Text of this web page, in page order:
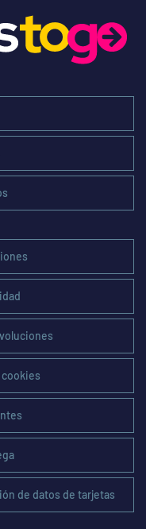
de datos de tarjetas